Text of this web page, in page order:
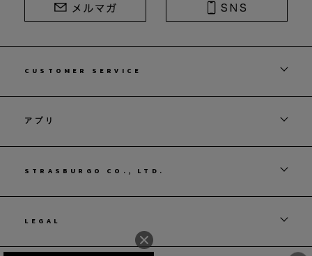
CUSTOMER SERVICE
アプリ
STRASBURGO CO., LTD.
LEGAL